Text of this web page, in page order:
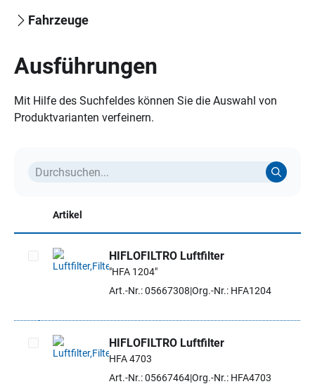
Fahrzeuge
Ausführungen
Mit Hilfe des Suchfeldes können Sie die Auswahl von
Produktvarianten verfeinern.
Artikel
Artikel auswählen
HIFLOFILTRO Luftfilter
"HFA 1204"
Art.-Nr.: 05667308 Org.-Nr.: HFA1204
Artikel auswählen
HIFLOFILTRO Luftfilter
HFA 4703
Art.-Nr.: 05667464Org.-Nr.: HFA4703